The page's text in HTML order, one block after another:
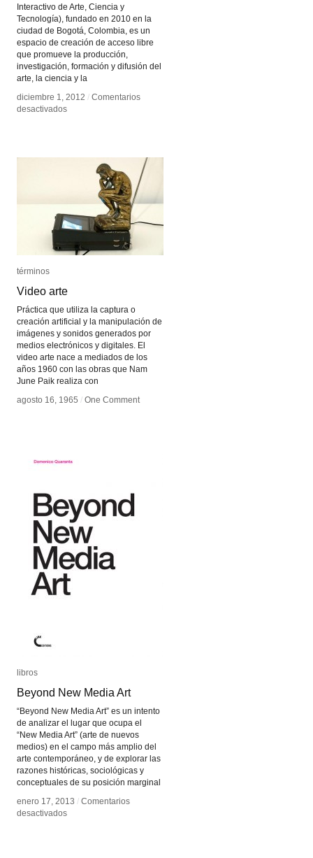
Interactivo de Arte, Ciencia y
Tecnología), fundado en 2010 en la
ciudad de Bogotá, Colombia, es un
espacio de creación de acceso libre
que promueve la producción,
investigación, formación y difusión del
arte, la ciencia y la
diciembre 1, 2012 / Comentarios
desactivadosen
diciembre 1, 2012 / Comentarios
desactivadosen
términos
Video arte
Práctica que utiliza la captura o
creación artificial y la manipulación de
imágenes y sonidos generados por
medios electrónicos y digitales. El
video arte nace a mediados de los
años 1960 con las obras que Nam
June Paik realiza con
agosto 16, 1965 / One Comment
términos
Video arte
agosto 16, 1965 / One Comment
libros
Beyond New Media Art
“Beyond New Media Art” es un intento
de analizar el lugar que ocupa el
“New Media Art” (arte de nuevos
medios) en el campo más amplio del
arte contemporáneo, y de explorar las
razones históricas, sociológicas y
conceptuales de su posición marginal
enero 17, 2013 / Comentarios
desactivadosen
libros
Beyond New Media Art
enero 17, 2013 / Comentarios
desactivadosen